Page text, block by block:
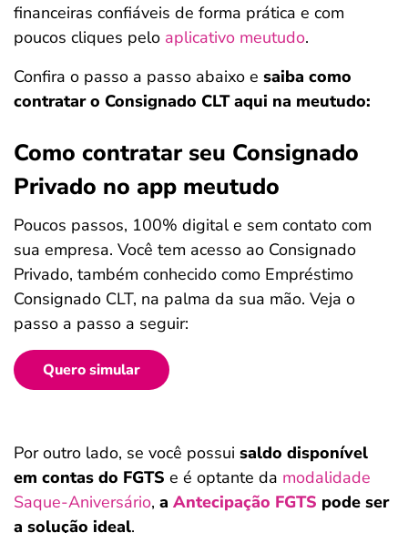
financeiras confiáveis de forma prática e com
poucos cliques pelo aplicativo meutudo.
Confira o passo a passo abaixo e saiba como
contratar o Consignado CLT aqui na meutudo:
Como contratar seu Consignado
Privado no app meutudo
Poucos passos, 100% digital e sem contato com
sua empresa. Você tem acesso ao Consignado
Privado, também conhecido como Empréstimo
Consignado CLT, na palma da sua mão. Veja o
passo a passo a seguir:
Quero simular
Por outro lado, se você possui saldo disponível
em contas do FGTS e é optante da modalidade
Saque-Aniversário, a Antecipação FGTS pode ser
a solução ideal.